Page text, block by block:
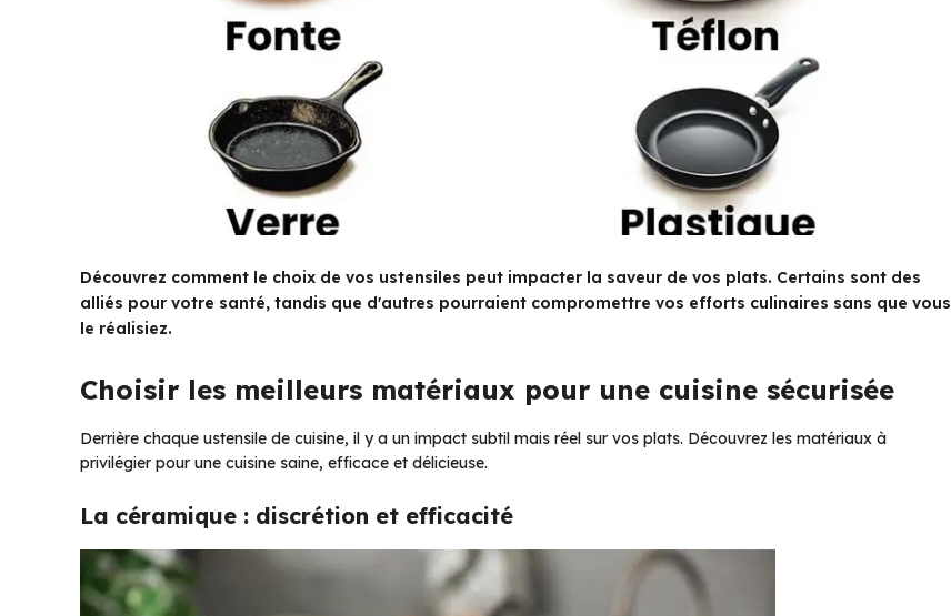
Découvrez comment le choix de vos ustensiles peut impacter la saveur de vos plats. Certains sont des
alliés pour votre santé, tandis que d'autres pourraient compromettre vos efforts culinaires sans que vous
le réalisiez.
Choisir les meilleurs matériaux pour une cuisine sécurisée
Derrière chaque ustensile de cuisine, il y a un impact subtil mais réel sur vos plats. Découvrez les matériaux à
privilégier pour une cuisine saine, efficace et délicieuse.
La céramique : discrétion et efficacité